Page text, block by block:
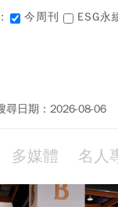
今周刊 ESG永
尋日期： 2026-08-06
多媒體 名人